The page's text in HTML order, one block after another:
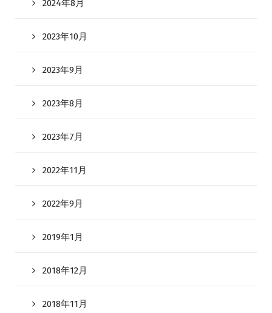
2024年8月
2023年10月
2023年9月
2023年8月
2023年7月
2022年11月
2022年9月
2019年1月
2018年12月
2018年11月